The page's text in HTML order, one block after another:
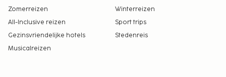
Zomerreizen
Winterreizen
All-Inclusive reizen
Sport trips
Gezinsvriendelijke hotels
Stedenreis
Musicalreizen